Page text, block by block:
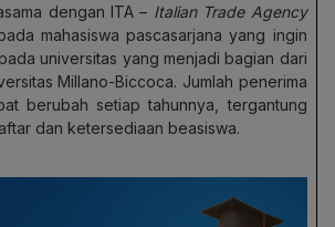
dengan ITA – Italian Trade Agency
mahasiswa pascasarjana yang ingin
universitas yang menjadi bagian dari
Millano-Biccoca. Jumlah penerima
berubah setiap tahunnya, tergantung
dan ketersediaan beasiswa.